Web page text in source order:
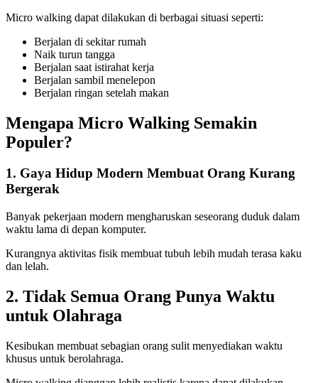
Micro walking dapat dilakukan di berbagai situasi seperti:
Berjalan di sekitar rumah
Naik turun tangga
Berjalan saat istirahat kerja
Berjalan sambil menelepon
Berjalan ringan setelah makan
Mengapa Micro Walking Semakin
Populer?
1. Gaya Hidup Modern Membuat Orang Kurang
Bergerak
Banyak pekerjaan modern mengharuskan seseorang duduk dalam
waktu lama di depan komputer.
Kurangnya aktivitas fisik membuat tubuh lebih mudah terasa kaku
dan lelah.
2. Tidak Semua Orang Punya Waktu
untuk Olahraga
Kesibukan membuat sebagian orang sulit menyediakan waktu
khusus untuk berolahraga.